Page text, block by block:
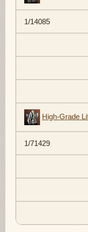
1/14085
High-Grade
1/71429